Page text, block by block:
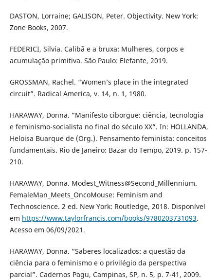
DASTON, Lorraine; GALISON, Peter. Objectivity. New York:
Zone Books, 2007.
FEDERICI, Silvia. Calibã e a bruxa: Mulheres, corpos e
acumulação primitiva. São Paulo: Elefante, 2019.
GROSSMAN, Rachel. “Women’s place in the integrated
circuit”. Radical America, v. 14, n. 1, 1980.
HARAWAY, Donna. “Manifesto ciborgue: ciência, tecnologia
e feminismo-socialista no final do século XX”. In: HOLLANDA,
Heloisa Buarque de (Org.). Pensamento feminista: conceitos
fundamentais. Rio de Janeiro: Bazar do Tempo, 2019. p. 157-
210.
HARAWAY, Donna. Modest_Witness@Second_Millennium.
FemaleMan_Meets_OncoMouse: Feminism and
Technoscience. 2 ed. New York: Routledge, 2018. Disponível
em https://www.taylorfrancis.com/books/9780203731093.
Acesso em 06/09/2021.
HARAWAY, Donna. “Saberes localizados: a questão da
ciência para o feminismo e o privilégio da perspectiva
parcial”. Cadernos Pagu, Campinas, SP, n. 5, p. 7-41, 2009.